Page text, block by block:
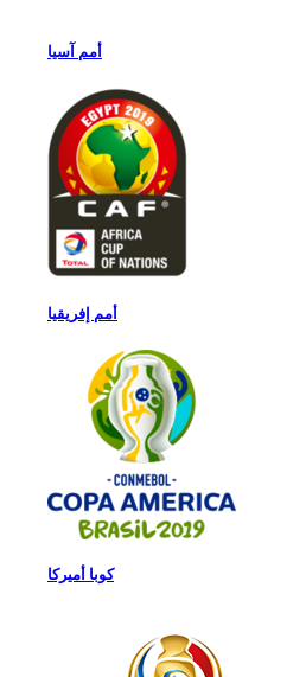
أمم آسيا
أمم إفريقيا
كوبا أميركا